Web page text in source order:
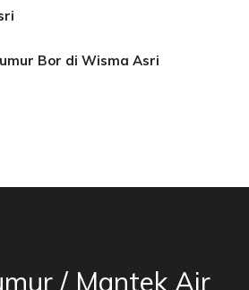
Bor di Wisma Asri
/ Mantek Air